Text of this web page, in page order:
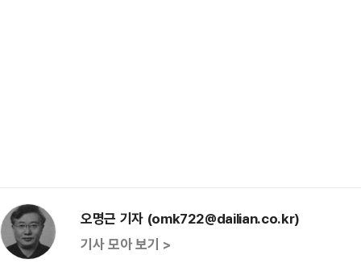
오명근 기자 (omk722@dailian.co.kr)
기사 모아 보기 >